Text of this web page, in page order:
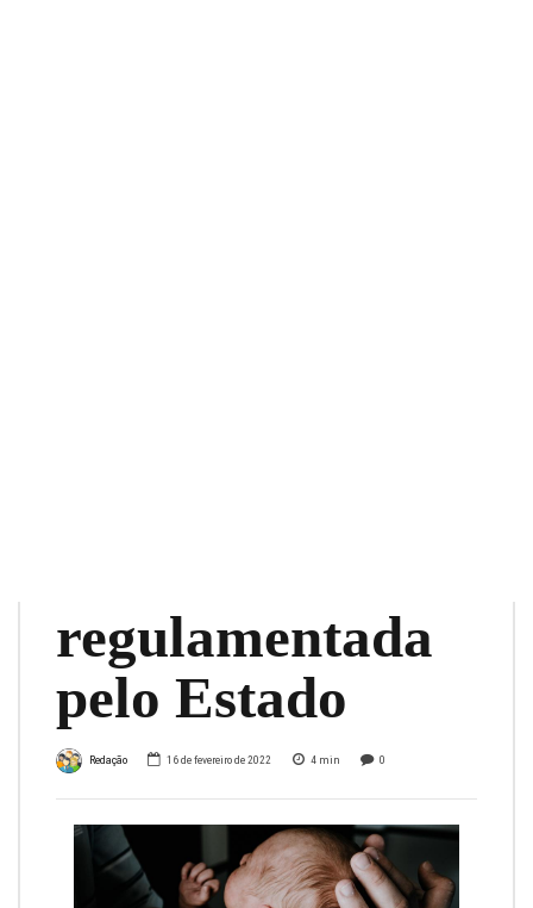
regulamentada
pelo Estado
Redação 16 de fevereiro de 2022 4 min 0